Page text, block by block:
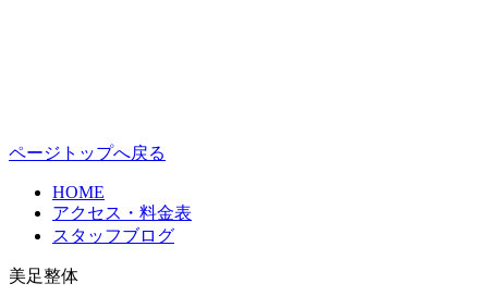
ページトップへ戻る
HOME
アクセス・料金表
スタッフブログ
美足整体